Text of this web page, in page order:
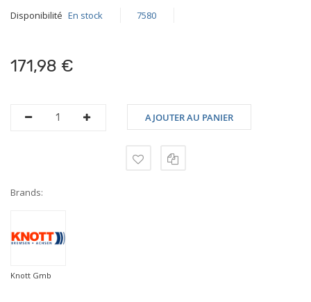
Disponibilité En stock 7580
171,98 €
AJOUTER AU PANIER
Brands:
Knott Gmb